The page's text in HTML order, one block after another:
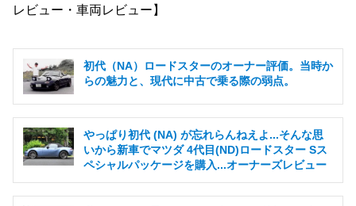
レビュー・車両レビュー】
初代（NA）ロードスターのオーナー評価。当時か
らの魅力と、現代に中古で乗る際の弱点。
やっぱり初代 (NA) が忘れらんねえよ...そんな思
いから新車でマツダ 4代目(ND)ロードスター Sス
ペシャルパッケージを購入...オーナーズレビュー